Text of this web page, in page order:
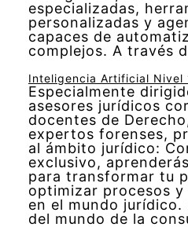
especializadas,
personalizadas y
capaces de
complejos. A través
Inteligencia Artificial Nivel
Especialmente
asesores jurídicos
docentes de
expertos forenses,
al ámbito jurídico:
exclusivo,
para transformar tu
optimizar procesos
en el mundo jurídico.
del mundo de la